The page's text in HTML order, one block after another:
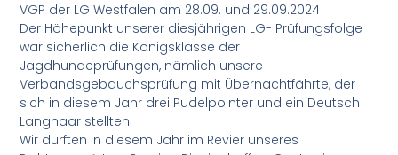
VGP der LG Westfalen am 28.09. und 29.09.2024
Der Höhepunkt unserer diesjährigen LG- Prüfungsfolge
war sicherlich die Königsklasse der
Jagdhundeprüfungen, nämlich unsere
Verbandsgebauchsprüfung mit Übernachtfährte, der
sich in diesem Jahr drei Pudelpointer und ein Deutsch
Langhaar stellten.
Wir durften in diesem Jahr im Revier unseres